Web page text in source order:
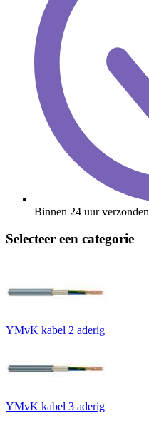
Binnen 24 uur verzonden
Selecteer een categorie
YMvK kabel 2 aderig
YMvK kabel 3 aderig